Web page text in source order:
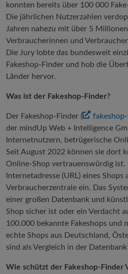
konnten bereits über 100 000
Die jährlichen Nutzerzahlen
Jahren nahezu mit über 5
Verbraucherinnen und
Die Jury lobte das bundesweit
Fakeshop-Finder und hob die
Länder hervor.
Was ist der Fakeshop-Finder?
Der Fakeshop-Finder (
der mindUp Web + Intelligence
Internetnutzern, betrügerische
Seit August 2022 können sie dort
Online-Shop vertrauenswürdig
Internetadresse (URL) eines
Verbraucherzentrale ein. Das
einer großen Datenbank und
Shop sicher ist oder ein Verdacht
100.000 bekannte Fakeshops und
echte Shops aus Deutschland,
sind als Vergleich in der
Wie schützt der Fakeshop-Finder